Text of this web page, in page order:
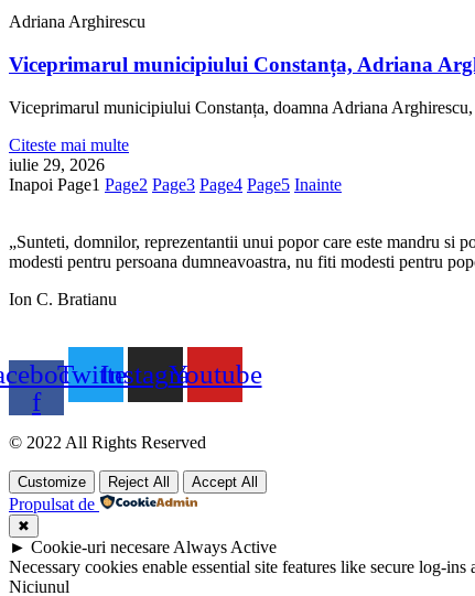
Adriana Arghirescu
Viceprimarul municipiului Constanța, Adriana
Viceprimarul municipiului Constanța, doamna Adriana
Citeste mai multe
iulie 29, 2026
Inapoi Page1 Page2 Page3 Page4 Page5 Inainte
„Sunteti, domnilor, reprezentantii unui popor care este mandru si
modesti pentru persoana dumneavoastra, nu fiti modesti pentru
Ion C. Bratianu
f
TwitterInstagramYoutube
© 2022 All Rights Reserved
Customize Reject All Accept All
Propulsat de
✖
► Cookie-uri necesare Always Active
Necessary cookies enable essential site features like secure log-
Niciunul